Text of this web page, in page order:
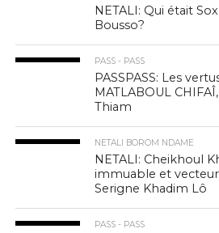
NETALI: Qui était
Bousso?
PASS - PASS
PASSPASS: Les
MATLABOUL
Thiam
NETALI BOROM NDAME
NETALI: Cheikhoul
immuable et
Serigne Khadim Lô
PASS - PASS